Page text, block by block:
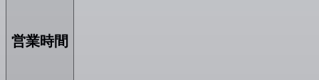
営業時間